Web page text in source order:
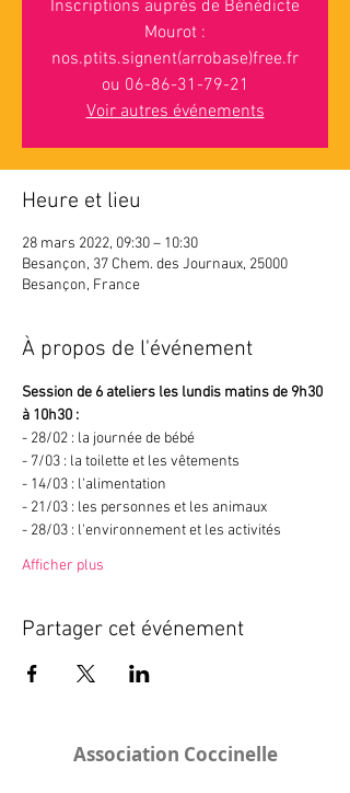
Inscriptions auprès de Bénédicte
Mourot :
nos.ptits.signent(arrobase)free.fr
ou 06-86-31-79-21
Voir autres événements
Heure et lieu
28 mars 2022, 09:30 – 10:30
Besançon, 37 Chem. des Journaux, 25000
Besançon, France
À propos de l'événement
Session de 6 ateliers les lundis matins de 9h30
à 10h30 :
- 28/02 : la journée de bébé
- 7/03 : la toilette et les vêtements
- 14/03 : l'alimentation
- 21/03 : les personnes et les animaux
- 28/03 : l'environnement et les activités
Afficher plus
Partager cet événement
Association Coccinelle